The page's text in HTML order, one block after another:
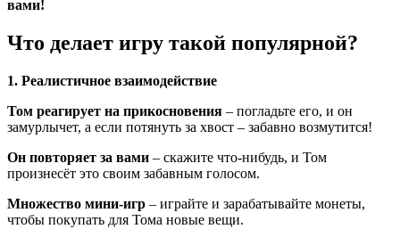
вами!
Что делает игру такой популярной?
1. Реалистичное взаимодействие
Том реагирует на прикосновения – погладьте его, и он
замурлычет, а если потянуть за хвост – забавно возмутится!
Он повторяет за вами – скажите что-нибудь, и Том
произнесёт это своим забавным голосом.
Множество мини-игр – играйте и зарабатывайте монеты,
чтобы покупать для Тома новые вещи.